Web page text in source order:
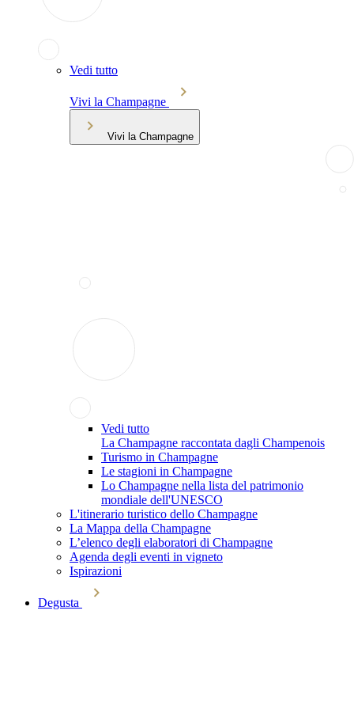
Vedi tutto
Vivi la Champagne
Vivi la Champagne
Vedi tutto
La Champagne raccontata dagli Champenois
Turismo in Champagne
Le stagioni in Champagne
Lo Champagne nella lista del patrimonio
mondiale dell'UNESCO
L'itinerario turistico dello Champagne
La Mappa della Champagne
L’elenco degli elaboratori di Champagne
Agenda degli eventi in vigneto
Ispirazioni
Degusta